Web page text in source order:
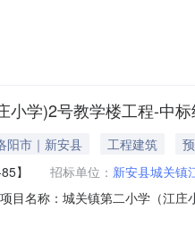
庄小学联系人：梁进松联系方
小学)2号教学楼工程-中
阳市｜新安县 工程建筑
】 招标单位： 新安县城关镇
目名称：城关镇第二小学（江
学（江庄小学）3.3、资金来源